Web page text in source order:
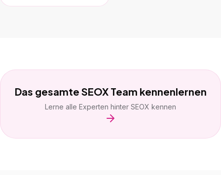
Das gesamte SEOX Team kennenlernen
Lerne alle Experten hinter SEOX kennen